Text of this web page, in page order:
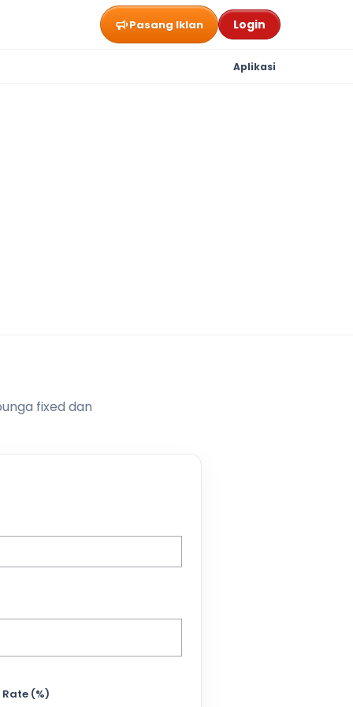
Pasang Iklan Login
Aplikasi
fixed dan
(%)